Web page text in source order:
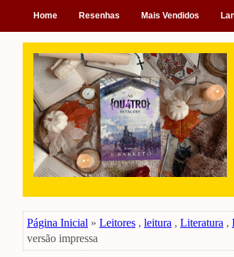
Home Resenhas Mais Vendidos
Página Inicial » Leitores , leitura , Literatura ,
versão impressa